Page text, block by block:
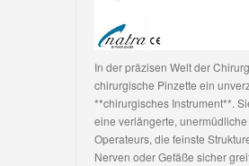
In der präzisen Welt der
chirurgische Pinzette ein
**chirurgisches Instrument**.
eine verlängerte,
Operateurs, die feinste
Nerven oder Gefäße sicher